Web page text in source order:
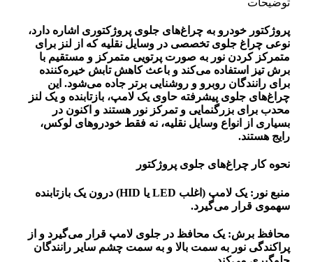
توضیحات
پروژکتور خودرو به چراغ‌های جلوی پروژکتوری اشاره دارد،
نوعی چراغ جلوی تخصصی در وسایل نقلیه که از لنز برای
متمرکز کردن نور به صورت پرتویی متمرکز و مستقیم با
برش تیز استفاده می‌کند و باعث کاهش تابش خیره‌کننده
برای رانندگان روبرو و روشنایی برتر جاده می‌شود. این
چراغ‌های جلوی پیشرفته حاوی یک لامپ، بازتابنده و یک لنز
محدب برای بزرگنمایی و تمرکز نور هستند و اکنون در
بسیاری از انواع وسایل نقلیه، نه فقط خودروهای لوکس،
رایج هستند.
نحوه کار چراغ‌های جلوی پروژکتور
منبع نور: یک لامپ (اغلب LED یا HID) درون یک بازتابنده
سهموی قرار می‌گیرد.
محافظ برش: یک محافظ در جلوی لامپ قرار می‌گیرد و از
پراکندگی نور به سمت بالا و به سمت چشم سایر رانندگان